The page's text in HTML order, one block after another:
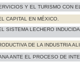
Y EL TURISMO CON
CAPITAL EN MÉXICO.
SISTEMA LECHERO
DE LA INDUSTRIA
ANTE EL PROCESO DE